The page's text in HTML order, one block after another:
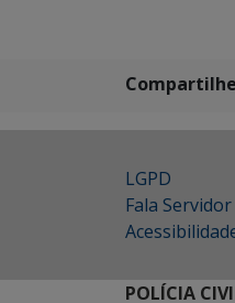
LGPD
Fala Servidor
POLÍCIA